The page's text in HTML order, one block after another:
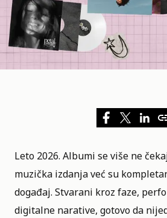
Leto 2026. Albumi se više ne
muzička izdanja već su
događaj. Stvarani kroz faze,
digitalne narative, gotovo da